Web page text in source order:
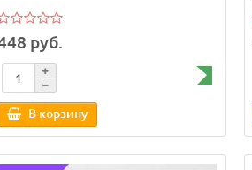
руб.
В корзину